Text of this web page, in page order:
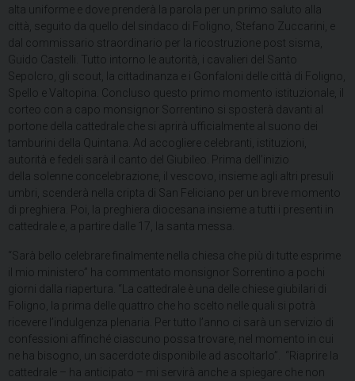
alta uniforme e dove prenderà la parola per un primo saluto alla
città, seguito da quello del sindaco di Foligno, Stefano Zuccarini, e
dal commissario straordinario per la ricostruzione post sisma,
Guido Castelli. Tutto intorno le autorità, i cavalieri del Santo
Sepolcro, gli scout, la cittadinanza e i Gonfaloni delle città di Foligno,
Spello e Valtopina. Concluso questo primo momento istituzionale, il
corteo con a capo monsignor Sorrentino si sposterà davanti al
portone della cattedrale che si aprirà ufficialmente al suono dei
tamburini della Quintana. Ad accogliere celebranti, istituzioni,
autorità e fedeli sarà il canto del Giubileo. Prima dell’inizio
della solenne concelebrazione, il vescovo, insieme agli altri presuli
umbri, scenderà nella cripta di San Feliciano per un breve momento
di preghiera. Poi, la preghiera diocesana insieme a tutti i presenti in
cattedrale e, a partire dalle 17, la santa messa.
“Sarà bello celebrare finalmente nella chiesa che più di tutte esprime
il mio ministero” ha commentato monsignor Sorrentino a pochi
giorni dalla riapertura. “La cattedrale è una delle chiese giubilari di
Foligno, la prima delle quattro che ho scelto nelle quali si potrà
ricevere l’indulgenza plenaria. Per tutto l’anno ci sarà un servizio di
confessioni affinché ciascuno possa trovare, nel momento in cui
ne ha bisogno, un sacerdote disponibile ad ascoltarlo”. “Riaprire la
cattedrale – ha anticipato – mi servirà anche a spiegare che non